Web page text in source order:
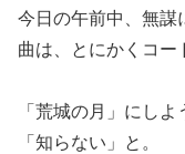
今日の午前中、無謀
曲は、とにかくコー
「荒城の月」にし
「知らない」と。